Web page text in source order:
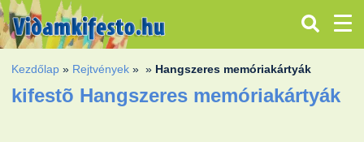
Kezdőlap » Rejtvények » » Hangszeres memóriakártyák
kifestõ Hangszeres memóriakártyák